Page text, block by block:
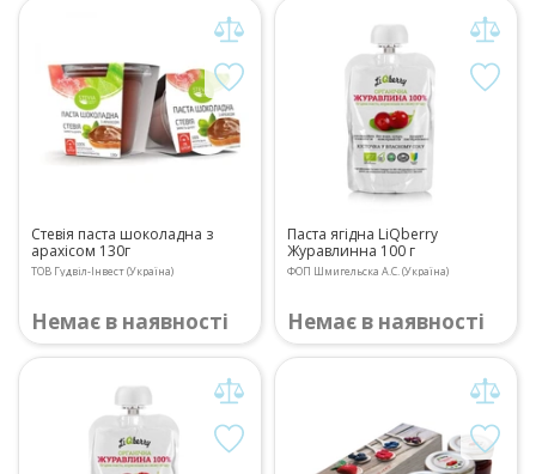
Стевія паста шоколадна з
арахісом 130г
ТОВ Гудвіл-Інвест (Україна)
Немає в наявності
Паста ягідна LiQberry
Журавлинна 100 г
ФОП Шмигельска А.С. (Україна)
Немає в наявності